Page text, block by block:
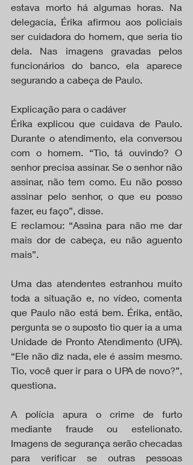
estava morto há algumas horas. Na
delegacia, Érika afirmou aos policiais
ser cuidadora do homem, que seria tio
dela. Nas imagens gravadas pelos
funcionários do banco, ela aparece
segurando a cabeça de Paulo.
Explicação para o cadáver
Érika explicou que cuidava de Paulo.
Durante o atendimento, ela conversou
com o homem. “Tio, tá ouvindo? O
senhor precisa assinar. Se o senhor não
assinar, não tem como. Eu não posso
assinar pelo senhor, o que eu posso
fazer, eu faço”, disse.
E reclamou: “Assina para não me dar
mais dor de cabeça, eu não aguento
mais”.
Uma das atendentes estranhou muito
toda a situação e, no vídeo, comenta
que Paulo não está bem. Érika, então,
pergunta se o suposto tio quer ia a uma
Unidade de Pronto Atendimento (UPA).
“Ele não diz nada, ele é assim mesmo.
Tio, você quer ir para o UPA de novo?”,
questiona.
A polícia apura o crime de furto
mediante fraude ou estelionato.
Imagens de segurança serão checadas
para verificar se outras pessoas